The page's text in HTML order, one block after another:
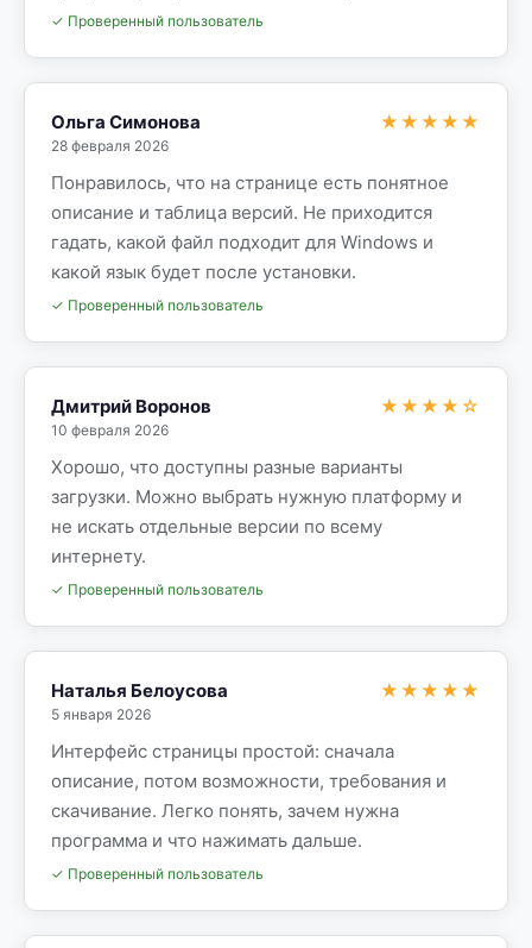
✓ Проверенный пользователь
Ольга Симонова
28 февраля 2026
★★★★★
Понравилось, что на странице есть понятное
описание и таблица версий. Не приходится
гадать, какой файл подходит для Windows и
какой язык будет после установки.
✓ Проверенный пользователь
Дмитрий Воронов
10 февраля 2026
★★★★☆
Хорошо, что доступны разные варианты
загрузки. Можно выбрать нужную платформу и
не искать отдельные версии по всему
интернету.
✓ Проверенный пользователь
Наталья Белоусова
5 января 2026
★★★★★
Интерфейс страницы простой: сначала
описание, потом возможности, требования и
скачивание. Легко понять, зачем нужна
программа и что нажимать дальше.
✓ Проверенный пользователь